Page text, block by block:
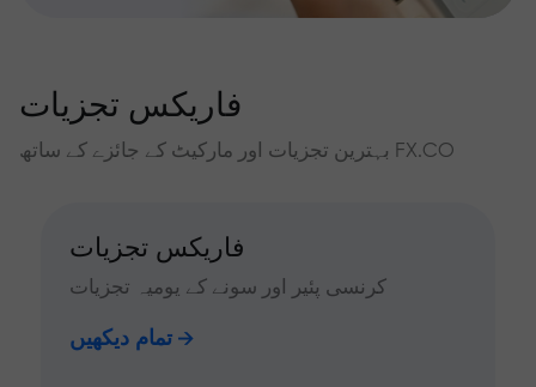
فاریکس تجزیات
بہترین تجزیات اور مارکیٹ کے جائزے کے ساتھ FX.CO
فاریکس تجزیات
کرنسی پئیر اور سونے کے یومیہ تجزیات
تمام دیکھیں